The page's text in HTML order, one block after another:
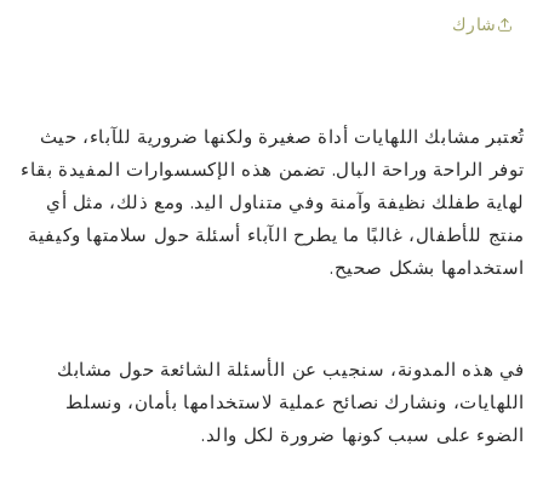
شارك
تُعتبر مشابك اللهايات أداة صغيرة ولكنها ضرورية للآباء، حيث
توفر الراحة وراحة البال. تضمن هذه الإكسسوارات المفيدة بقاء
لهاية طفلك نظيفة وآمنة وفي متناول اليد. ومع ذلك، مثل أي
منتج للأطفال، غالبًا ما يطرح الآباء أسئلة حول سلامتها وكيفية
استخدامها بشكل صحيح.
في هذه المدونة، سنجيب عن الأسئلة الشائعة حول مشابك
اللهايات، ونشارك نصائح عملية لاستخدامها بأمان، ونسلط
الضوء على سبب كونها ضرورة لكل والد.